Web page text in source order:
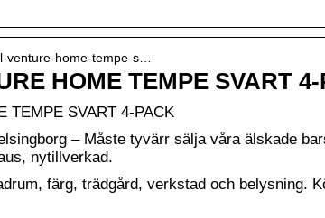
venture-home-tempe-s…
HOME TEMPE SVART
TEMPE SVART 4-PACK
– Måste tyvärr sälja våra älskade
nytillverkad.
färg, trädgård, verkstad och belysning.